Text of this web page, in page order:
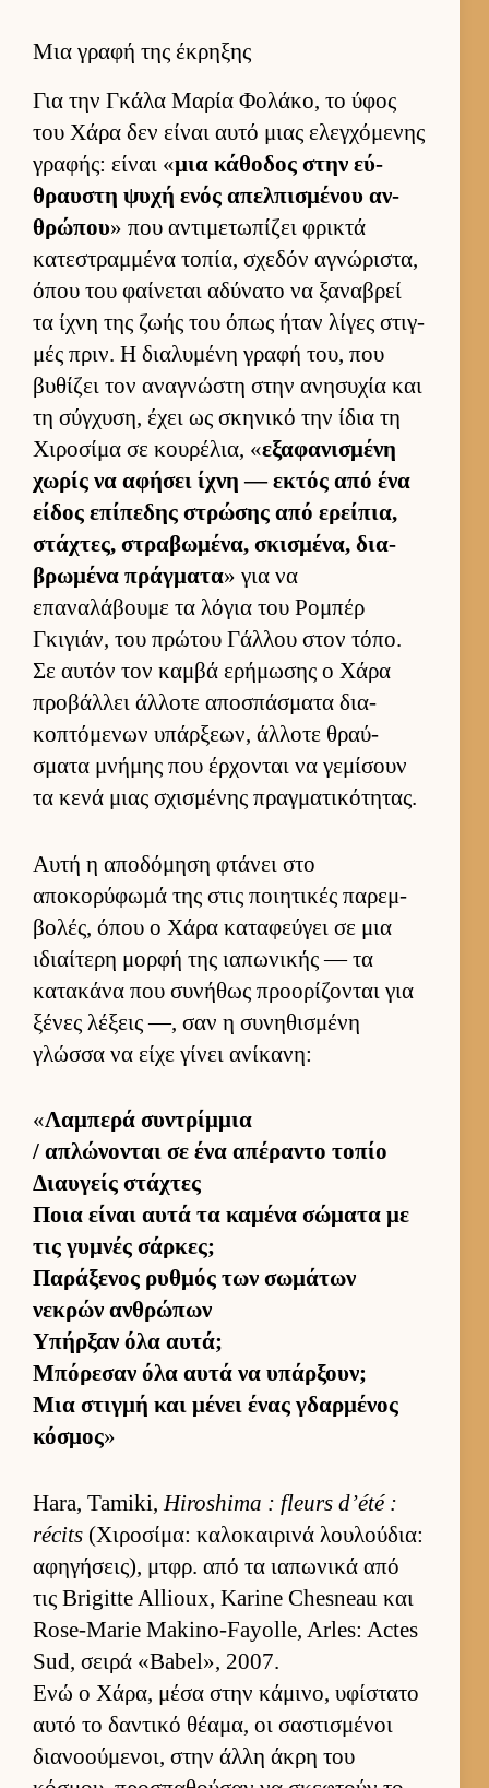
Μια γραφή της έκρηξης
Για την Γκάλα Μαρία Φολάκο, το ύφος
του Χάρα δεν εί­ναι αυτό μιας ελεγ­χόμενης
γραφής: εί­ναι «μια κάθοδος στην εύ­
θραυ­στη ψυχή ενός απελ­πισμένου αν­
θρώπου» που αντιμετωπίζει φρικτά
κατεστραμ­μένα τοπία, σχεδόν αγνώριστα,
όπου του φαί­νεται αδύνατο να ξαναβρεί
τα ίχνη της ζωής του όπως ήταν λίγες στιγ­
μές πριν. Η δια­λυμένη γραφή του, που
βυθίζει τον αναγνώστη στην ανησυχία και
τη σύγ­χυση, έχει ως σκηνικό την ίδια τη
Χιροσίμα σε κου­ρέλια, «εξαφανισμένη
χωρίς να αφήσει ίχνη — εκτός από ένα
εί­δος επίπεδης στρώσης από ερεί­πια,
στάχτες, στραβωμένα, σκισμένα, δια­
βρωμένα πράγ­ματα» για να
επαναλάβουμε τα λόγια του Ρομπέρ
Γκιγιάν, του πρώτου Γάλ­λου στον τόπο.
Σε αυ­τόν τον καμβά ερήμωσης ο Χάρα
προβάλ­λει άλ­λοτε αποσπάσματα δια­
κοπτόμενων υπάρ­ξεων, άλ­λοτε θραύ­
σματα μνήμης που έρ­χονται να γεμίσουν
τα κενά μιας σχισμένης πραγ­ματικότητας.
Αυτή η αποδόμηση φτάνει στο
αποκορύφωμά της στις ποι­ητικές παρεμ­
βολές, όπου ο Χάρα καταφεύ­γει σε μια
ιδιαί­τερη μορφή της ια­πωνικής — τα
κατακάνα που συνήθως προορίζονται για
ξένες λέξεις —, σαν η συνηθισμένη
γλώσσα να είχε γίνει ανίκανη:
«Λαμπερά συντρίμ­μια
/ απλώνονται σε ένα απέραντο τοπίο
Διαυ­γείς στάχτες
Ποια εί­ναι αυτά τα καμένα σώματα με
τις γυμνές σάρ­κες;
Παράξενος ρυθ­μός των σωμάτων
νεκρών αν­θρώπων
Υπήρ­ξαν όλα αυ­τά;
Μπόρεσαν όλα αυτά να υπάρ­ξουν;
Μια στιγμή και μένει ένας γδαρ­μένος
κόσμος»
Hara, Tamiki,Hiroshima : fleurs d’été :
récits (Χιροσίμα: καλοκαι­ρινά λου­λού­δια:
αφηγήσει­ς), μτ­φρ. από τα ια­πωνικά από
τις Brigitte Allioux, Karine Chesneau και
Rose-Marie Makino-Fayolle, Arles: Actes
Sud, σειρά «Babel», 2007.
Ενώ ο Χάρα, μέσα στην κάμινο, υφίστατο
αυτό το δαντικό θέαμα, οι σαστισμένοι
δια­νοού­μενοι, στην άλλη άκρη του